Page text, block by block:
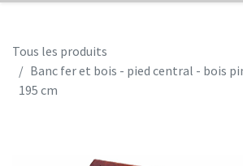
Tous les produits
Banc fer et bois - pied central - bois
195 cm